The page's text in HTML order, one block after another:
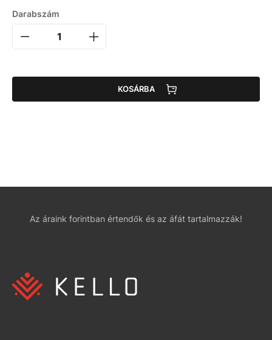
Darabszám
KOSÁRBA
Az áraink forintban értendők és az áfát tartalmazzák!